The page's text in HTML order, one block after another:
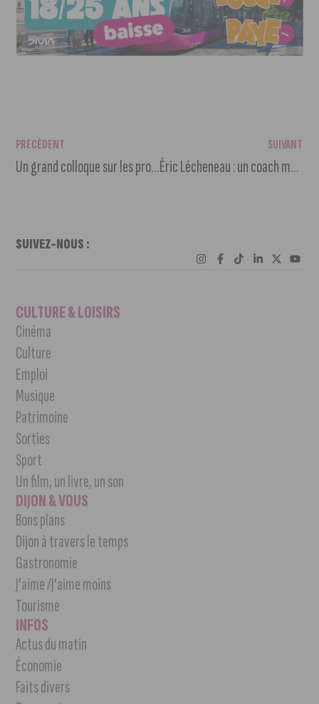
PRÉCÉDENT
Un grand colloque sur les processus alternatifs de construction de l’espace public à Dijon
SUIVANT
Éric Lécheneau : un coach mental pour accompagner et aider les personnes atteintes d’un cancer
SUIVEZ-NOUS :
CULTURE & LOISIRS
Cinéma
Culture
Emploi
Musique
Patrimoine
Sorties
Sport
Un film, un livre, un son
DIJON & VOUS
Bons plans
Dijon à travers le temps
Gastronomie
J’aime /J’aime moins
Tourisme
INFOS
Actus du matin
Économie
Faits divers